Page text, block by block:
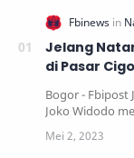
Jelang
di Pasar
Bogor - Fbipost
Joko Widodo